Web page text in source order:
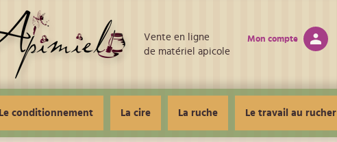
Vente en ligne
de matériel apicole
Mon compte
Le conditionnement La cire La ruche Le travail au rucher